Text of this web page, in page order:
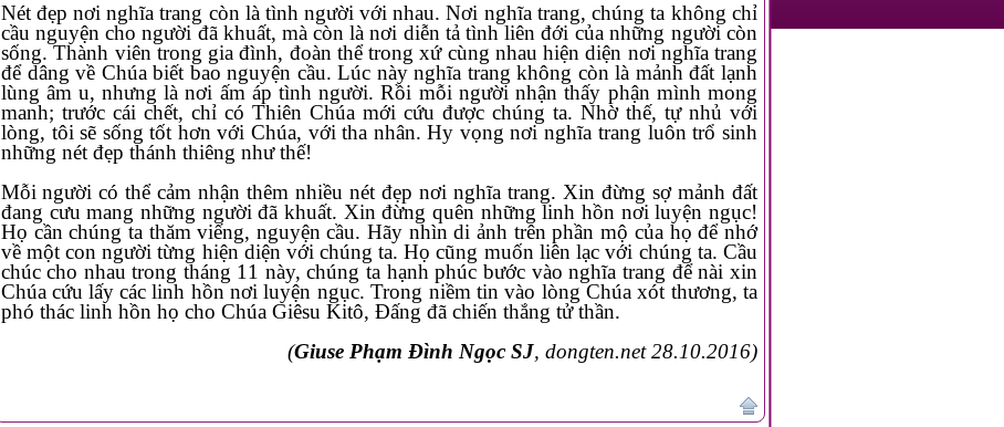
Nét đẹp nơi nghĩa trang còn là tình người với nhau. Nơi nghĩa trang, chúng ta không chỉ
cầu nguyện cho người đã khuất, mà còn là nơi diễn tả tình liên đới của những người còn
sống. Thành viên trong gia đình, đoàn thể trong xứ cùng nhau hiện diện nơi nghĩa trang
để dâng về Chúa biết bao nguyện cầu. Lúc này nghĩa trang không còn là mảnh đất lạnh
lùng âm u, nhưng là nơi ấm áp tình người. Rồi mỗi người nhận thấy phận mình mong
manh; trước cái chết, chỉ có Thiên Chúa mới cứu được chúng ta. Nhờ thế, tự nhủ với
lòng, tôi sẽ sống tốt hơn với Chúa, với tha nhân. Hy vọng nơi nghĩa trang luôn trổ sinh
những nét đẹp thánh thiêng như thế!
Mỗi người có thể cảm nhận thêm nhiều nét đẹp nơi nghĩa trang. Xin đừng sợ mảnh đất
đang cưu mang những người đã khuất. Xin đừng quên những linh hồn nơi luyện ngục!
Họ cần chúng ta thăm viếng, nguyện cầu. Hãy nhìn di ảnh trên phần mộ của họ để nhớ
về một con người từng hiện diện với chúng ta. Họ cũng muốn liên lạc với chúng ta. Cầu
chúc cho nhau trong tháng 11 này, chúng ta hạnh phúc bước vào nghĩa trang để nài xin
Chúa cứu lấy các linh hồn nơi luyện ngục. Trong niềm tin vào lòng Chúa xót thương, ta
phó thác linh hồn họ cho Chúa Giêsu Kitô, Đấng đã chiến thắng tử thần.
(Giuse Phạm Đình Ngọc SJ, dongten.net 28.10.2016)